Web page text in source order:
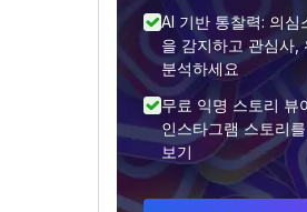
AI 기반 통찰력: 의심
을 감지하고 관심사,
분석하세요
무료 익명 스토리 뷰
인스타그램 스토리
보기